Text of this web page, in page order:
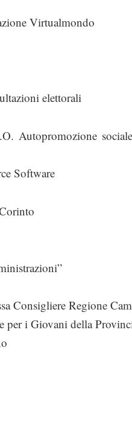
Virtualmondo
elettorali
Autopromozione
Software
Consigliere Regione
per i Giovani della